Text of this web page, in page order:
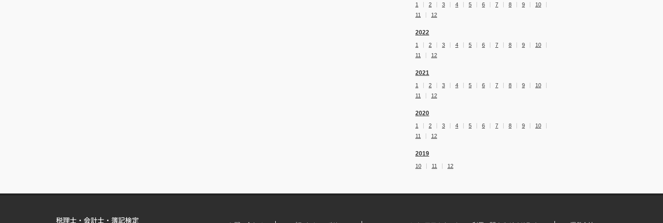
1 2 3 4 5 6 7 8 9
10
11
12
2022
1 2 3 4 5 6 7 8 9
10
11
12
2021
1 2 3 4 5 6 7 8 9
10
11
12
2020
1 2 3 4 5 6 7 8 9
10
11
12
2019
10 11 12